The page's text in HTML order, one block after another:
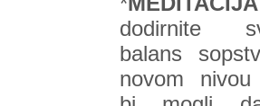
dodirnite
balans
novom